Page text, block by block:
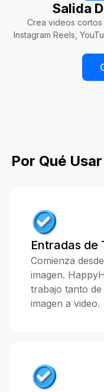
Salida
Crea videos cortos
Instagram Reels,
Por Qué
Entradas de
Comienza
imagen.
trabajo tanto
imagen a video.